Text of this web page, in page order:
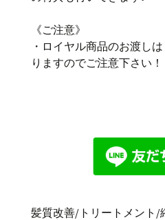
《ご注意》
・ロイヤル商品のお渡し
りますのでご注意下さい！
髪質改善/ トリートメント /